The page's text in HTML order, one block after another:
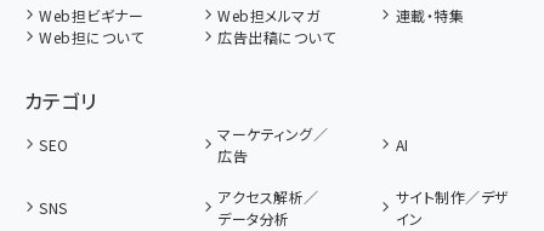
Web担ビギナー Web担メルマガ
連載・特集
Web担について
広告出稿について
カテゴリ
SEO
マーケティング／
広告
AI
SNS
アクセス解析／
データ分析
サイト制作／デザ
イン